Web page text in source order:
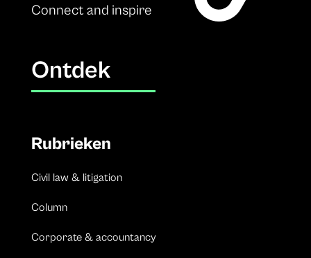
Connect and inspire
Ontdek
Rubrieken
Civil law & litigation
Column
Corporate & accountancy